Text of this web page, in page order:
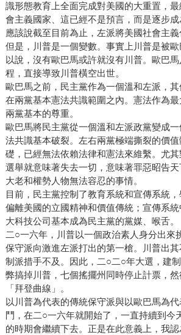
識形態教育上全面完成對美國的大重置，
會主義國家、這已經不是預言，而是逐步成
應該說截至目前為止，左派將美國社會主義
但是，川普是一個變數。事實上川普是被
以說，沒有歐巴馬或許就沒有川普。歐巴
程，直接導致川普橫空出世。
歐巴馬之前，民主黨作為一個溫和左派，
在兩黨基本憲法共識範圍之內。憲法作為
兩黨基本的尊重。
歐巴馬將民主黨從一個溫和左派政黨變成
法共識基本破裂。左右兩黨極端撕裂的價
礎，已經無法依賴法律和憲法來維繫。尤
選舉就意味著失去一切，意味著罪惡昭告
大老和權勢人物無法容忍的事情。
目前，民主黨控制了教育系統和宣傳系統，
偏離美國的立國精神和價值傳統；宣傳系
大科技公司基本成為民主黨的黨媒、喉舌。
二○一六年，川普以一個政治素人身分出來
保守派向激進左派打出的第一槍。川普出
制派措手不及。因此，二○二○年大選，建
弊搞掉川普，七個搖擺州同時停止計票，
「拜登曲線」。
以川普為代表的傳統保守派與以歐巴馬為
鬥，在二○一六年就開始了，一直持續到今
的時期會繼續下去。正是在此意義上，我